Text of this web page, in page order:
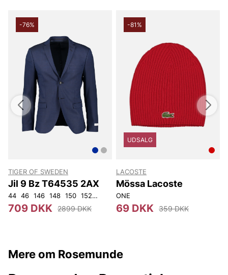
-76%
TIGER OF SWEDEN
Jil 9 Bz T64535 2AX
44 46 146 148 150 152 92 96 100
709 DKK 2899 DKK
-81%
UDSALG
LACOSTE
Mössa Lacoste
ONE
69 DKK 359 DKK
Mere om Rosemunde